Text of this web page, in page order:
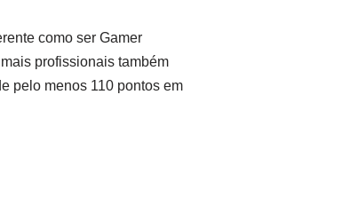
como ser Gamer
profissionais também
pelo menos 110 pontos em